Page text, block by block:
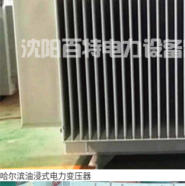
哈尔滨油浸式电力变压器